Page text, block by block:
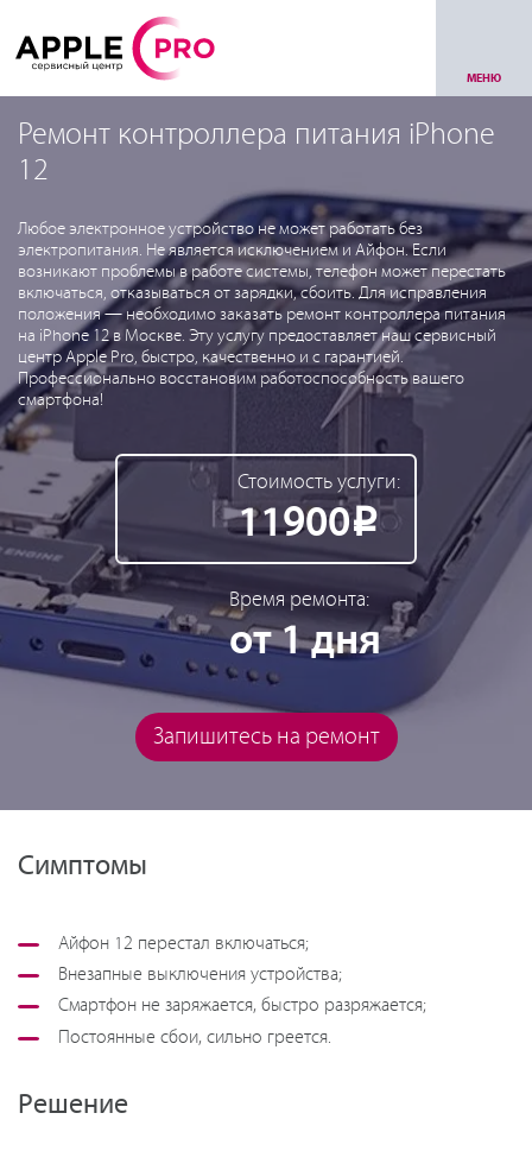
МЕНЮ
Ремонт контроллера питания iPhone
12
Любое электронное устройство не может работать без
электропитания. Не является исключением и Айфон. Если
возникают проблемы в работе системы, телефон может перестать
включаться, отказываться от зарядки, сбоить. Для исправления
положения — необходимо заказать ремонт контроллера питания
на iPhone 12 в Москве. Эту услугу предоставляет наш сервисный
центр Apple Pro, быстро, качественно и с гарантией.
Профессионально восстановим работоспособность вашего
смартфона!
Стоимость услуги:
11900Р
Время ремонта:
от 1 дня
Запишитесь на ремонт
Симптомы
Айфон 12 перестал включаться;
Внезапные выключения устройства;
Смартфон не заряжается, быстро разряжается;
Постоянные сбои, сильно греется.
Решение